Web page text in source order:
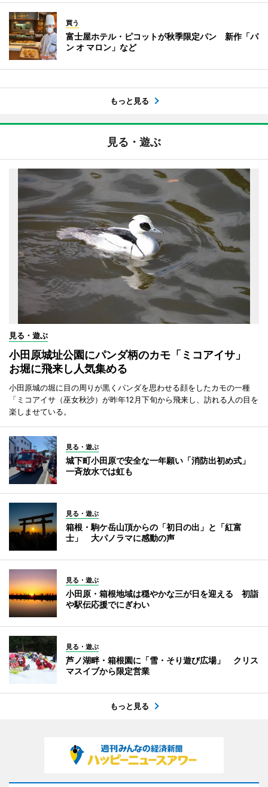
買う
富士屋ホテル・ピコットが秋季限定パン 新作「パ
ン オ マロン」など
もっと見る
見る・遊ぶ
見る・遊ぶ
小田原城址公園にパンダ柄のカモ「ミコアイサ」
お堀に飛来し人気集める
小田原城の堀に目の周りが黒くパンダを思わせる顔をしたカモの一種
「ミコアイサ（巫女秋沙）が昨年12月下旬から飛来し、訪れる人の目を
楽しませている。
見る・遊ぶ
城下町小田原で安全な一年願い「消防出初め式」
一斉放水では虹も
見る・遊ぶ
箱根・駒ケ岳山頂からの「初日の出」と「紅富
士」 大パノラマに感動の声
見る・遊ぶ
小田原・箱根地域は穏やかな三が日を迎える 初詣
や駅伝応援でにぎわい
見る・遊ぶ
芦ノ湖畔・箱根園に「雪・そり遊び広場」 クリス
マスイブから限定営業
もっと見る